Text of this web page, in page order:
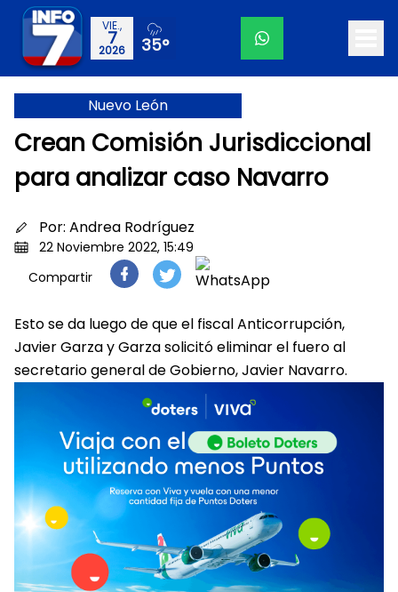
VIE.,
7
2026 35°
Nuevo León
Crean Comisión Jurisdiccional
para analizar caso Navarro
Por: Andrea Rodríguez
22 Noviembre 2022, 15:49
Compartir
Esto se da luego de que el fiscal Anticorrupción,
Javier Garza y Garza solicitó eliminar el fuero al
secretario general de Gobierno, Javier Navarro.